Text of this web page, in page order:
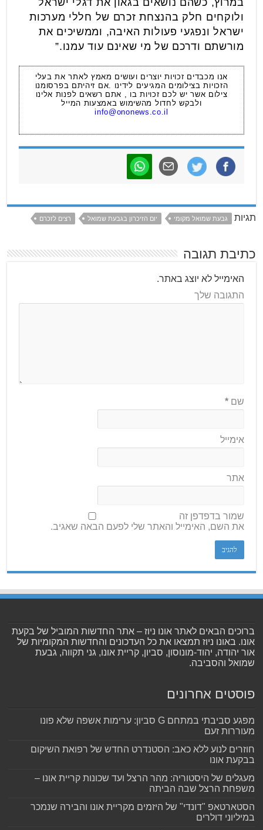
במרוץ, כשהם נושאים בגאון את דגלי ישראל
ולוקחים חלק בהנצחת זכרם של חללי מערכות
ישראל ונפגעי פעולות האיבה, וממשיכים את
מורשתם ודרכם של מי שאינם עוד עמנו.”
אנו מכבדים זכויות יוצרים ועושים מאמץ לאתר את בעלי
הזכויות בצילומים המגיעים לידינו .אם זיהיתם בפרסומנו
צילום אשר יש לכם זכויות בו , אתם רשאים לפנות אלינו
ולבקש לחדול מהשימוש באמצעות המייל
info@ononews.co.il
תגיות גבעת שמואל מקומי יום הזיכרון בגבעת שמואל רצים לזכרם
כתיבת תגובה
האימייל לא יוצג באתר.
התגובה שלך
שם*
אימייל
אתר
שמור בדפדפן זה
את השם, האימייל והאתר שלי לפעם הבאה שאגיב.
ברוכים הבאים לאתר אונו ניוז – אתר החדשות המוביל של בקעת
אונו. באונו ניוז תמצאו את כל העדכונים והחדשות המקומיות של
אור יהודה, יהוד-מונוסון, סביון, קריית אונו, גני תקווה, גבעת
שמואל והסביבה.
פוסטים אחרונים
מפגע סביבתי במתחם G סביון: ערימות אשפה שלא פונו
מעוררות זעם
חוזרים לנוע ללא כאב: הסטנדרט החדש של רפואת השיקום
בבקעת אונו
מעגלים של היסטוריה: מהר הרצל ועד שכונות קריית אונו –
משפחת הרצל שבה הביתה
הסטארטאפ "דונדי" של היזמים מקריית אונו והבירה שנמכר
במיליוני דולרים